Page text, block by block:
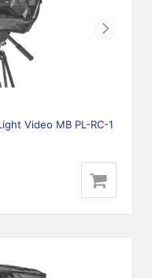
Next
Video MB PL-RC-1